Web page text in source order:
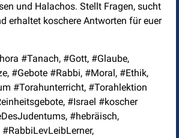
und Halachos. Stellt Fragen, sucht
erhaltet koschere Antworten für euer
#Tanach, #Gott, #Glaube,
#Gebote #Rabbi, #Moral, #Ethik,
#Torahunterricht, #Torahlektion
#Israel #koscher
#hebräisch,